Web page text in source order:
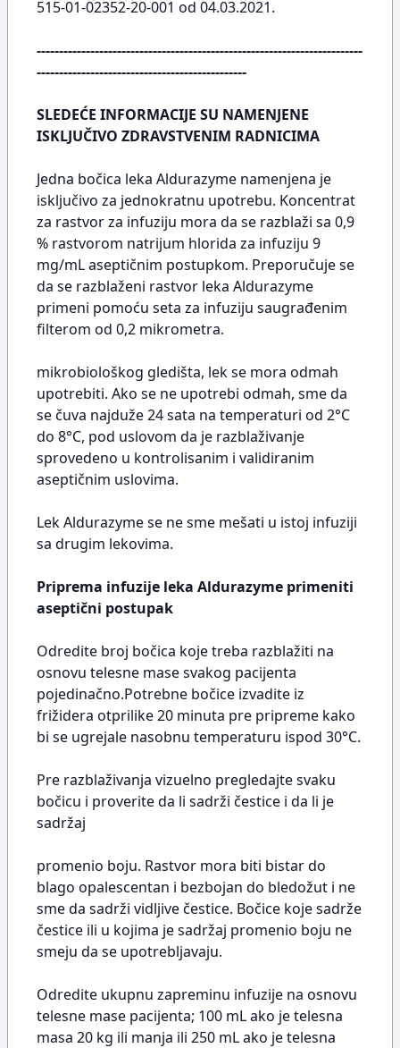
515-01-02352-20-001 od 04.03.2021.
-------------------------------------------------------------------------
-----------------------------------------------
SLEDEĆE INFORMACIJE SU NAMENJENE
ISKLJUČIVO ZDRAVSTVENIM RADNICIMA
Jedna bočica leka Aldurazyme namenjena je
isključivo za jednokratnu upotrebu. Koncentrat
za rastvor za infuziju mora da se razblaži sa 0,9
% rastvorom natrijum hlorida za infuziju 9
mg/mL aseptičnim postupkom. Preporučuje se
da se razblaženi rastvor leka Aldurazyme
primeni pomoću seta za infuziju saugrađenim
filterom od 0,2 mikrometra.
mikrobiološkog gledišta, lek se mora odmah
upotrebiti. Ako se ne upotrebi odmah, sme da
se čuva najduže 24 sata na temperaturi od 2°C
do 8°C, pod uslovom da je razblaživanje
sprovedeno u kontrolisanim i validiranim
aseptičnim uslovima.
Lek Aldurazyme se ne sme mešati u istoj infuziji
sa drugim lekovima.
Priprema infuzije leka Aldurazyme primeniti
aseptični postupak
Odredite broj bočica koje treba razblažiti na
osnovu telesne mase svakog pacijenta
pojedinačno.Potrebne bočice izvadite iz
frižidera otprilike 20 minuta pre pripreme kako
bi se ugrejale nasobnu temperaturu ispod 30°C.
Pre razblaživanja vizuelno pregledajte svaku
bočicu i proverite da li sadrži čestice i da li je
sadržaj
promenio boju. Rastvor mora biti bistar do
blago opalescentan i bezbojan do bledožut i ne
sme da sadrži vidljive čestice. Bočice koje sadrže
čestice ili u kojima je sadržaj promenio boju ne
smeju da se upotrebljavaju.
Odredite ukupnu zapreminu infuzije na osnovu
telesne mase pacijenta; 100 mL ako je telesna
masa 20 kg ili manja ili 250 mL ako je telesna